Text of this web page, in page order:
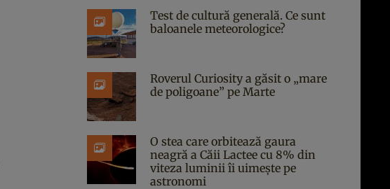
Test de cultură generală. Ce sunt
baloanele meteorologice?
Roverul Curiosity a găsit o „mare
de poligoane” pe Marte
O stea care orbitează gaura
neagră a Căii Lactee cu 8% din
viteza luminii îi uimește pe
astronomi